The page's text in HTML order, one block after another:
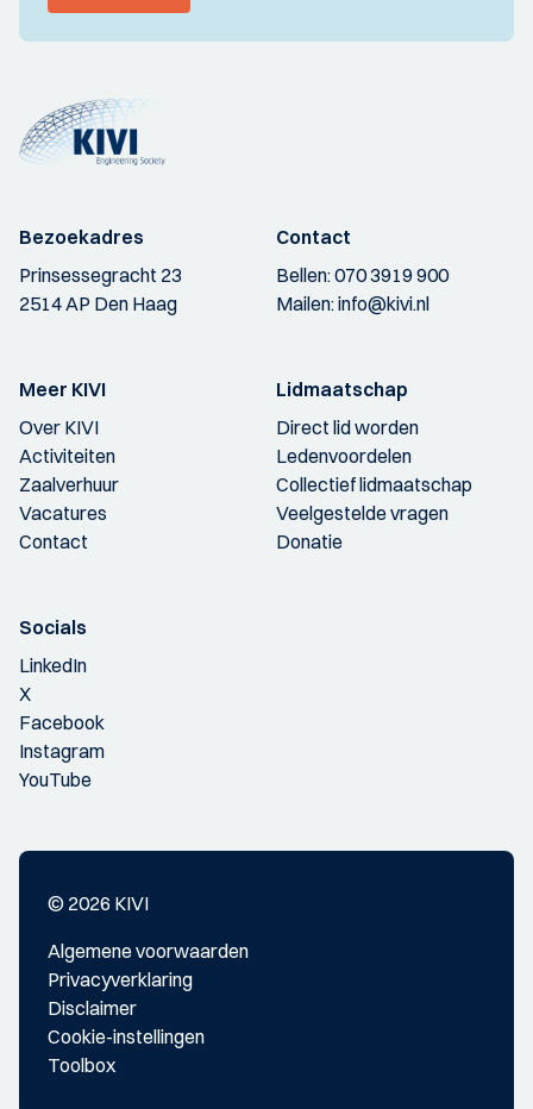
Bezoekadres
Prinsessegracht 23
2514 AP Den Haag
Contact
Bellen:070 3919 900
Mailen:info@kivi.nl
Meer KIVI
Over KIVI
Activiteiten
Zaalverhuur
Vacatures
Contact
Lidmaatschap
Direct lid worden
Ledenvoordelen
Collectief lidmaatschap
Veelgestelde vragen
Donatie
Socials
LinkedIn
X
Facebook
Instagram
YouTube
© 2026 KIVI
Algemene voorwaarden
Privacyverklaring
Disclaimer
Cookie-instellingen
Toolbox